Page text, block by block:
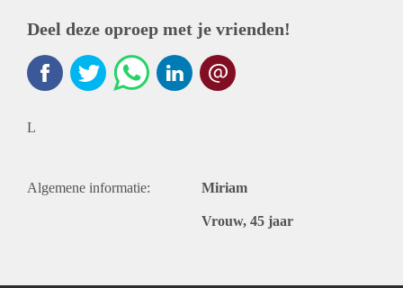
Deel deze oproep met je vrienden!
L
Algemene informatie: Miriam
Vrouw, 45 jaar